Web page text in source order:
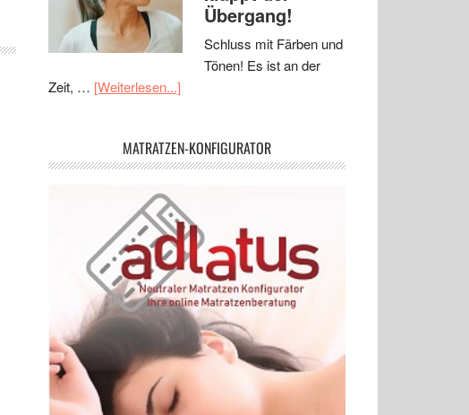
Übergang!
Schluss mit Färben und
Tönen! Es ist an der
Zeit, … [Weiterlesen...]
MATRATZEN-KONFIGURATOR